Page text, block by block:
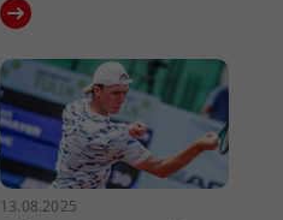
13.08.2025